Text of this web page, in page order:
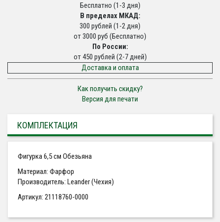
Бесплатно (1-3 дня)
В пределах МКАД:
300 рублей (1-2 дня)
от 3000 руб (Бесплатно)
По России:
от 450 рублей (2-7 дней)
Доставка и оплата
Как получить скидку?
Версия для печати
КОМПЛЕКТАЦИЯ
Фигурка 6,5 см Обезьяна
Материал: Фарфор
Производитель: Leander (Чехия)
Артикул: 21118760-0000